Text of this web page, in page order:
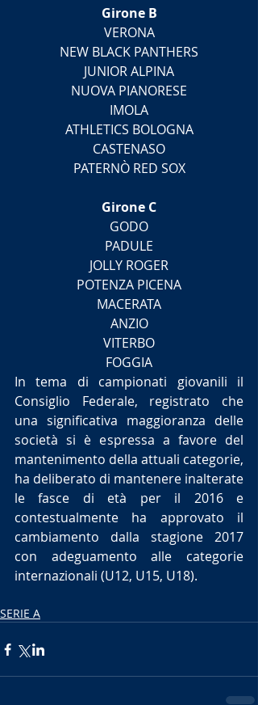
Girone B
VERONA
NEW BLACK PANTHERS
JUNIOR ALPINA
NUOVA PIANORESE
IMOLA
ATHLETICS BOLOGNA
CASTENASO
PATERNÒ RED SOX
Girone C
GODO
PADULE
JOLLY ROGER
POTENZA PICENA
MACERATA
ANZIO
VITERBO
FOGGIA
In tema di campionati giovanili il
Consiglio Federale, registrato che
una significativa maggioranza delle
società si è espressa a favore del
mantenimento della attuali categorie,
ha deliberato di mantenere inalterate
le fasce di età per il 2016 e
contestualmente ha approvato il
cambiamento dalla stagione 2017
con adeguamento alle categorie
internazionali (U12, U15, U18).
SERIE A